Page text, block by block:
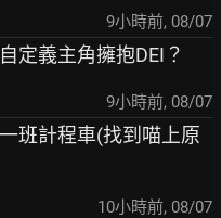
9小時前, 08/07
定義主角擁抱DEI？
9小時前, 08/07
班計程車(找到喵上原
10小時前, 08/07